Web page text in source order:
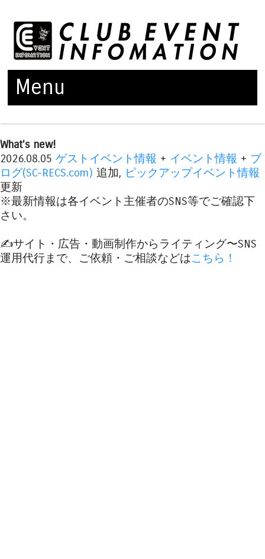
Menu
What's new!
2026.08.05 ゲストイベント情報 + イベント情報 + ブ
ログ(SC-RECS.com) 追加, ピックアップイベント情報
更新
※最新情報は各イベント主催者のSNS等でご確認下
さい。
✍️サイト・広告・動画制作からライティング〜SNS
運用代行まで、ご依頼・ご相談などはこちら！